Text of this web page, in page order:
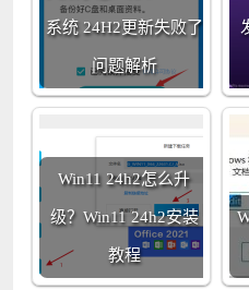
系统 24H2更新失败了
问题解析
Win11 24h2怎么升
级？Win11 24h2安装
教程